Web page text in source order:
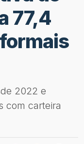
77,4
2022 e
com carteira